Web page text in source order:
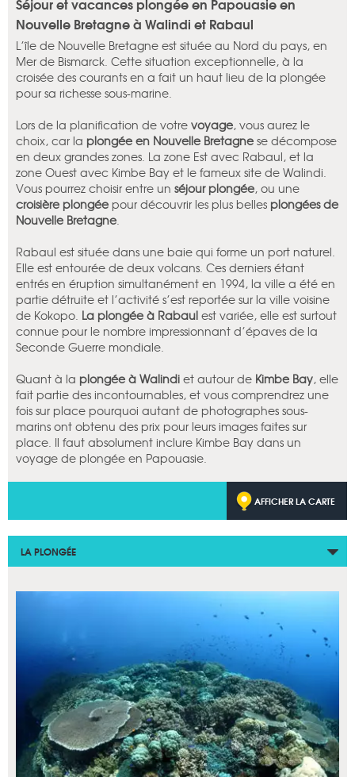
Nouvelle Bretagne à Walindi et Rabaul
L’île de Nouvelle Bretagne est située au Nord du pays, en
Mer de Bismarck. Cette situation exceptionnelle, à la
croisée des courants en a fait un haut lieu de la plongée
pour sa richesse sous-marine.
Lors de la planification de votre voyage, vous aurez le
choix, car la plongée en Nouvelle Bretagne se décompose
en deux grandes zones. La zone Est avec Rabaul, et la
zone Ouest avec Kimbe Bay et le fameux site de Walindi.
Vous pourrez choisir entre un séjour plongée, ou une
croisière plongée pour découvrir les plus belles plongées de
Nouvelle Bretagne.
Rabaul est située dans une baie qui forme un port naturel.
Elle est entourée de deux volcans. Ces derniers étant
entrés en éruption simultanément en 1994, la ville a été en
partie détruite et l’activité s’est reportée sur la ville voisine
de Kokopo. La plongée à Rabaul est variée, elle est surtout
connue pour le nombre impressionnant d’épaves de la
Seconde Guerre mondiale.
Quant à la plongée à Walindi et autour de Kimbe Bay, elle
fait partie des incontournables, et vous comprendrez une
fois sur place pourquoi autant de photographes sous-
marins ont obtenu des prix pour leurs images faites sur
place. Il faut absolument inclure Kimbe Bay dans un
voyage de plongée en Papouasie.
AFFICHER LA CARTE
LA PLONGÉE